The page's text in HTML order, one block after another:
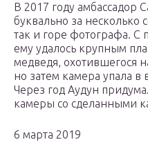
В 2017 году амбассадор
буквально за несколько
так и горе фотографа.
ему удалось крупным
медведя, охотившегося
но затем камера упала в
Через год Аудун
камеры со сделанными
6 марта 2019